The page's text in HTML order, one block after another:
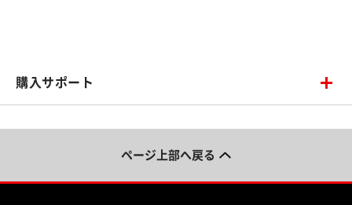
購入サポート
ページ上部へ戻る